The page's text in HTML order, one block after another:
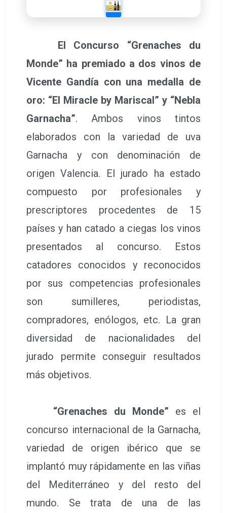
El Concurso “Grenaches du
Monde” ha premiado a dos vinos de
Vicente Gandía con una medalla de
oro: “El Miracle by Mariscal” y “Nebla
Garnacha”. Ambos vinos tintos
elaborados con la variedad de uva
Garnacha y con denominación de
origen Valencia. El jurado ha estado
compuesto por profesionales y
prescriptores procedentes de 15
países y han catado a ciegas los vinos
presentados al concurso. Estos
catadores conocidos y reconocidos
por sus competencias profesionales
son sumilleres, periodistas,
compradores, enólogos, etc. La gran
diversidad de nacionalidades del
jurado permite conseguir resultados
más objetivos.
“Grenaches du Monde” es el
concurso internacional de la Garnacha,
variedad de origen ibérico que se
implantó muy rápidamente en las viñas
del Mediterráneo y del resto del
mundo. Se trata de una de las